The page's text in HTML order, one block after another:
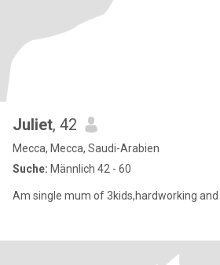
Juliet, 42
Mecca, Mecca, Saudi-Arabien
Suche: Männlich 42 - 60
Am single mum of 3kids,hardworking and